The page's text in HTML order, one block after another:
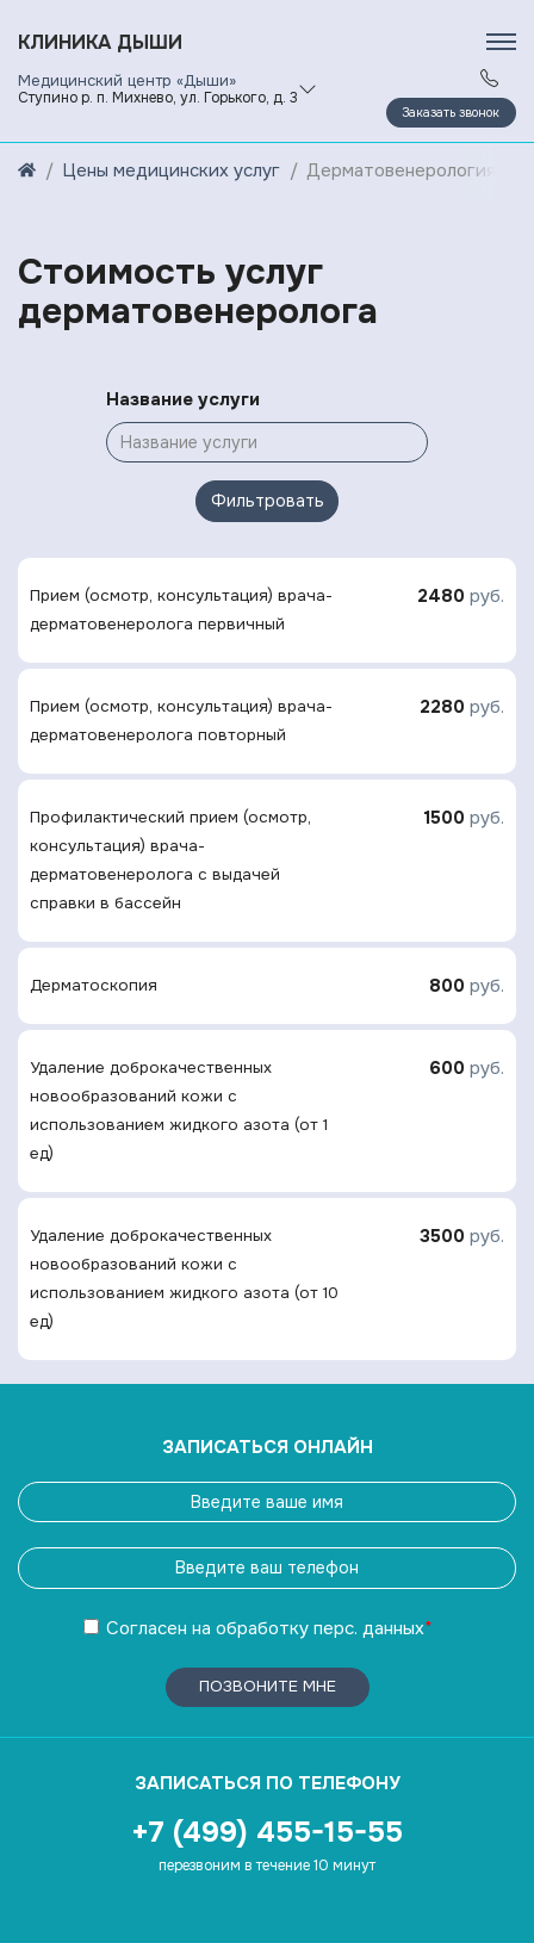
КЛИНИКА ДЫШИ
Медицинский центр «Дыши»
Ступино р. п. Михнево, ул. Горького, д. 3
Заказать звонок
Цены медицинских услуг Дерматовенерология
Стоимость услуг
дерматовенеролога
Название услуги
Фильтровать
Прием (осмотр, консультация) врача-
дерматовенеролога первичный
2480 руб.
Прием (осмотр, консультация) врача-
дерматовенеролога повторный
2280 руб.
Профилактический прием (осмотр,
консультация) врача-
дерматовенеролога с выдачей
справки в бассейн
1500 руб.
Дерматоскопия 800 руб.
Удаление доброкачественных
новообразований кожи с
использованием жидкого азота (от 1
ед)
600 руб.
Удаление доброкачественных
новообразований кожи с
использованием жидкого азота (от 10
ед)
3500 руб.
ЗАПИСАТЬСЯ ОНЛАЙН
Согласен на обработку перс. данных*
ПОЗВОНИТЕ МНЕ
ЗАПИСАТЬСЯ ПО ТЕЛЕФОНУ
+7 (499) 455-15-55
перезвоним в течение 10 минут